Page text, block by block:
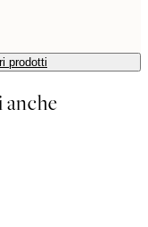
prodotti